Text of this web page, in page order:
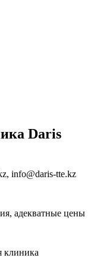
Daris
info@daris-tte.kz
адекватные цены
клиника